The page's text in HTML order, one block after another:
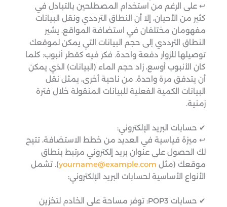
↩︎ على الرغم من استخدام المصطلحين بالتبادل في
كثير من الأحيان، إلا أن النطاق الترددي ونقل البيانات
مفهومان مختلفان في استضافة المواقع. يشير
النطاق الترددي إلى حجم البيانات التي يمكن لموقعك
توصيلها للزوار دفعة واحدة. فكر فيه كقطر أنبوب: كلما
كان الأنبوب أوسع، زاد حجم الماء (البيانات) الذي يمكن
أن يتدفق مرة واحدة. من ناحية أخرى، يمثل نقل
البيانات الكمية الفعلية للبيانات المنقولة خلال فترة
زمنية.
✔ حسابات البريد الإلكتروني:
↩︎ ميزة قياسية في العديد من خطط الاستضافة، تتيح
لك الحصول على عنوان بريد إلكتروني مرتبط بنطاق
موقعك (مثل yourname@example.com). تشمل
الأنواع الأساسية لحسابات البريد الإلكتروني:
✔ حسابات POP3: توفر مساحة على الخادم لتخزين